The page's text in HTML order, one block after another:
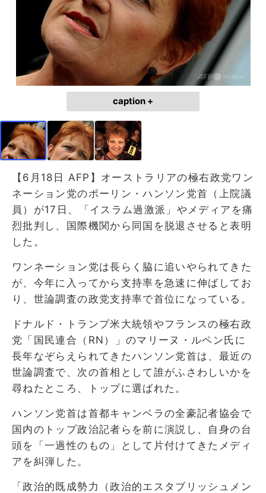
caption +
【6月18日 AFP】オーストラリアの極右政党ワン
ネーション党のポーリン・ハンソン党首（上院議
員）が17日、「イスラム過激派」やメディアを痛
烈批判し、国際機関から同国を脱退させると表明
した。
ワンネーション党は長らく脇に追いやられてきた
が、今年に入ってから支持率を急速に伸ばしてお
り、世論調査の政党支持率で首位になっている。
ドナルド・トランプ米大統領やフランスの極右政
党「国民連合（RN）」のマリーヌ・ルペン氏に
長年なぞらえられてきたハンソン党首は、最近の
世論調査で、次の首相として誰がふさわしいかを
尋ねたところ、トップに選ばれた。
ハンソン党首は首都キャンベラの全豪記者協会で
国内のトップ政治記者らを前に演説し、自身の台
頭を「一過性のもの」として片付けてきたメディ
アを糾弾した。
「政治的既成勢力（政治的エスタブリッシュメン